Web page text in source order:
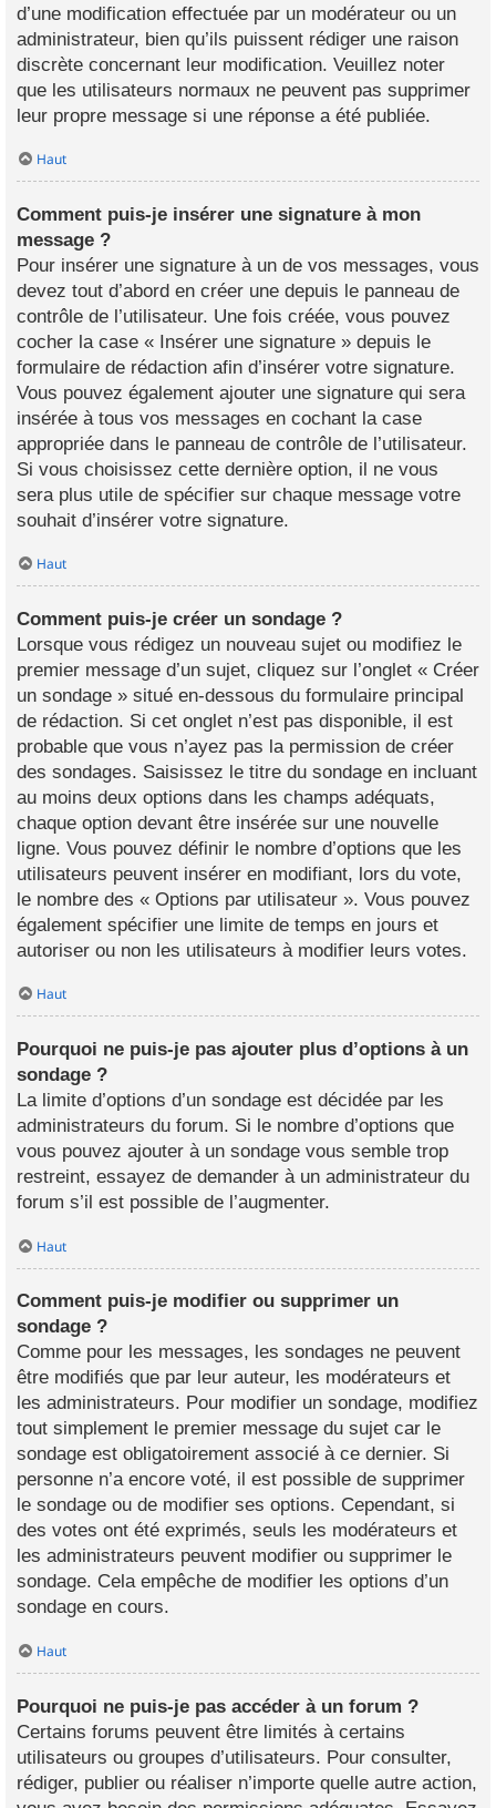
d’une modification effectuée par un modérateur ou un
administrateur, bien qu’ils puissent rédiger une raison
discrète concernant leur modification. Veuillez noter
que les utilisateurs normaux ne peuvent pas supprimer
leur propre message si une réponse a été publiée.
Haut
Comment puis-je insérer une signature à mon
message ?
Pour insérer une signature à un de vos messages, vous
devez tout d’abord en créer une depuis le panneau de
contrôle de l’utilisateur. Une fois créée, vous pouvez
cocher la case « Insérer une signature » depuis le
formulaire de rédaction afin d’insérer votre signature.
Vous pouvez également ajouter une signature qui sera
insérée à tous vos messages en cochant la case
appropriée dans le panneau de contrôle de l’utilisateur.
Si vous choisissez cette dernière option, il ne vous
sera plus utile de spécifier sur chaque message votre
souhait d’insérer votre signature.
Haut
Comment puis-je créer un sondage ?
Lorsque vous rédigez un nouveau sujet ou modifiez le
premier message d’un sujet, cliquez sur l’onglet « Créer
un sondage » situé en-dessous du formulaire principal
de rédaction. Si cet onglet n’est pas disponible, il est
probable que vous n’ayez pas la permission de créer
des sondages. Saisissez le titre du sondage en incluant
au moins deux options dans les champs adéquats,
chaque option devant être insérée sur une nouvelle
ligne. Vous pouvez définir le nombre d’options que les
utilisateurs peuvent insérer en modifiant, lors du vote,
le nombre des « Options par utilisateur ». Vous pouvez
également spécifier une limite de temps en jours et
autoriser ou non les utilisateurs à modifier leurs votes.
Haut
Pourquoi ne puis-je pas ajouter plus d’options à un
sondage ?
La limite d’options d’un sondage est décidée par les
administrateurs du forum. Si le nombre d’options que
vous pouvez ajouter à un sondage vous semble trop
restreint, essayez de demander à un administrateur du
forum s’il est possible de l’augmenter.
Haut
Comment puis-je modifier ou supprimer un
sondage ?
Comme pour les messages, les sondages ne peuvent
être modifiés que par leur auteur, les modérateurs et
les administrateurs. Pour modifier un sondage, modifiez
tout simplement le premier message du sujet car le
sondage est obligatoirement associé à ce dernier. Si
personne n’a encore voté, il est possible de supprimer
le sondage ou de modifier ses options. Cependant, si
des votes ont été exprimés, seuls les modérateurs et
les administrateurs peuvent modifier ou supprimer le
sondage. Cela empêche de modifier les options d’un
sondage en cours.
Haut
Pourquoi ne puis-je pas accéder à un forum ?
Certains forums peuvent être limités à certains
utilisateurs ou groupes d’utilisateurs. Pour consulter,
rédiger, publier ou réaliser n’importe quelle autre action,